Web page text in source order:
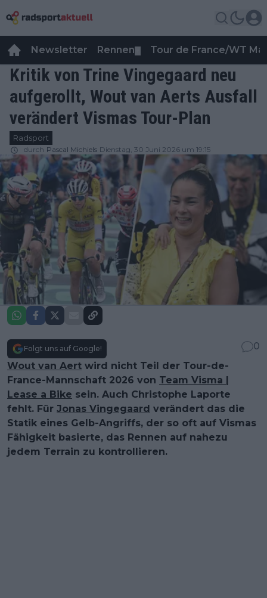
Newsletter Rennen Tour de France/WT
Kritik von Trine Vingegaard neu
aufgerollt, Wout van Aerts Ausfall
verändert Vismas Tour-Plan
Radsport
durch Pascal Michiels Dienstag, 30 Juni 2026 um 19:15
Folgt uns auf Google!
0
Wout van Aert wird nicht Teil der Tour-de-
France-Mannschaft 2026 von Team Visma |
Lease a Bike sein. Auch Christophe Laporte
fehlt. Für Jonas Vingegaard verändert das die
Statik eines Gelb-Angriffs, der so oft auf Vismas
Fähigkeit basierte, das Rennen auf nahezu
jedem Terrain zu kontrollieren.